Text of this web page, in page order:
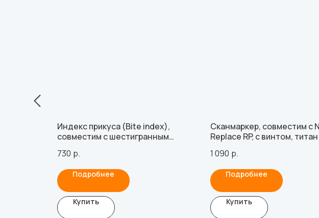
Индекс прикуса (Bite index),
совместим с шестигранным
730 р.
Подробнее
Купить
Сканмаркер, совместим с
Replace RP, с винтом, титан
1 090 р.
Подробнее
Купить